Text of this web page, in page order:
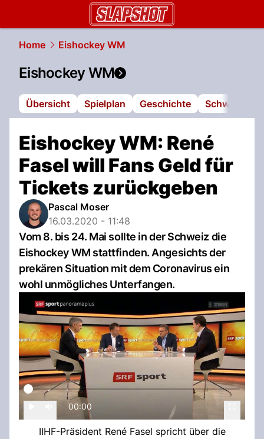
Home Eishockey WM
Eishockey WM
Übersicht Spielplan Geschichte Schweizer
Eishockey WM: René
Fasel will Fans Geld für
Tickets zurückgeben
Pascal Moser
16.03.2020 - 11:48
Vom 8. bis 24. Mai sollte in der Schweiz die
Eishockey WM stattfinden. Angesichts der
prekären Situation mit dem Coronavirus ein
wohl unmögliches Unterfangen.
00:00
IIHF-Präsident René Fasel spricht über die